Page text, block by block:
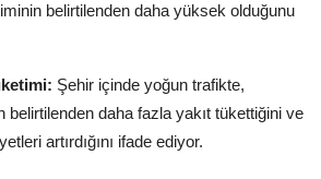
belirtilenden daha yüksek olduğunu
Şehir içinde yoğun trafikte,
belirtilenden daha fazla yakıt tükettiğini ve
artırdığını ifade ediyor.